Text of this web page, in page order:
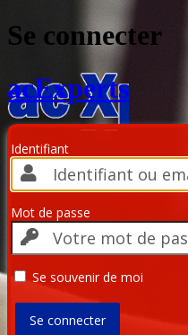
Se connecter
acExperts
Identifiant
Mot de passe
Se souvenir de moi